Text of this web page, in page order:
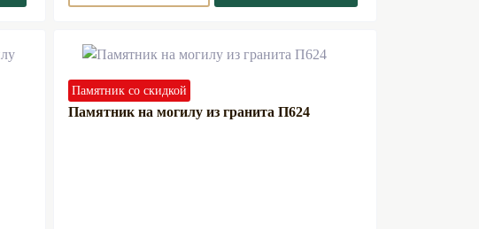
Памятник со скидкой
Памятник на могилу из гранита П624